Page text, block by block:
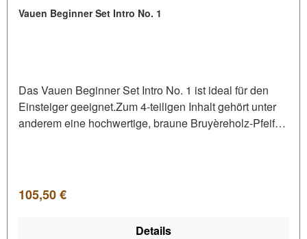
Vauen Beginner Set Intro No. 1
Das Vauen Beginner Set Intro No. 1 ist ideal für den
Einsteiger geeignet.Zum 4-teiligen Inhalt gehört unter
anderem eine hochwertige, braune Bruyèreholz-Pfeife
für passionierte Pfeifenraucher und diejenigen, die es
werden wollen. Inhalt: 1 Pfeife 1 Pfeifenbesteck 10
Regulärer Preis:
105,50 €
Details